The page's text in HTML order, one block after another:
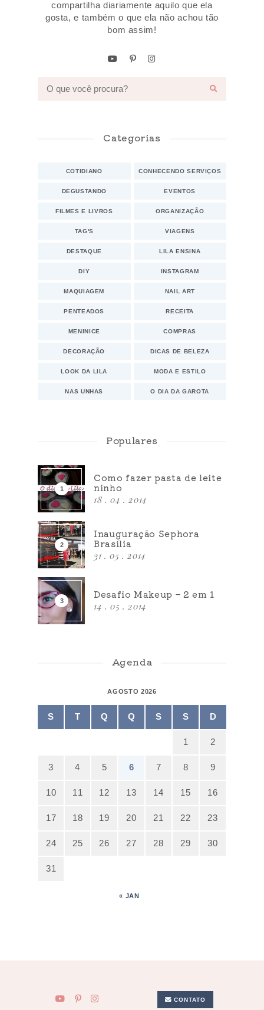
compartilha diariamente aquilo que ela
gosta, e também o que ela não achou tão
bom assim!
Categorias
COTIDIANO CONHECENDO SERVIÇOS
DEGUSTANDO EVENTOS
FILMES E LIVROS ORGANIZAÇÃO
TAG'S VIAGENS
DESTAQUE LILA ENSINA
DIY INSTAGRAM
MAQUIAGEM NAIL ART
PENTEADOS RECEITA
MENINICE COMPRAS
DECORAÇÃO DICAS DE BELEZA
LOOK DA LILA MODA E ESTILO
NAS UNHAS O DIA DA GAROTA
Populares
Como fazer pasta de leite
ninho
18 . 04 . 2014
Inauguração Sephora
Brasília
31 . 05 . 2014
Desafio Makeup – 2 em 1
14 . 05 . 2014
Agenda
AGOSTO 2026
S T Q Q S S D
1 2
3 4 5 6 7 8 9
10 11 12 13 14 15 16
17 18 19 20 21 22 23
24 25 26 27 28 29 30
31
« JAN
CONTATO